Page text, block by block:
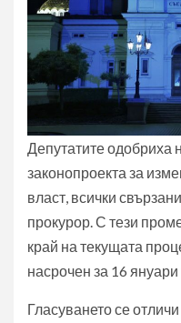
Депутатите одобриха
законопроекта за
власт, всички
прокурор. С тези
край на текущата
насрочен за 16 януари
Гласуването се